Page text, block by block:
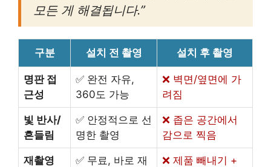
모든 게 해결됩니다.”
구분 설치 전 촬영 설치 후 촬영
명판 접
근성
✅ 완전 자유,
360도 가능
❌ 벽면/옆면에 가
려짐
빛 반사/
흔들림
✅ 안정적으로 선
명한 촬영
❌ 좁은 공간에서
감으로 찍음
재촬영
✅ 무료, 바로 재
❌ 제품 빼내기 +